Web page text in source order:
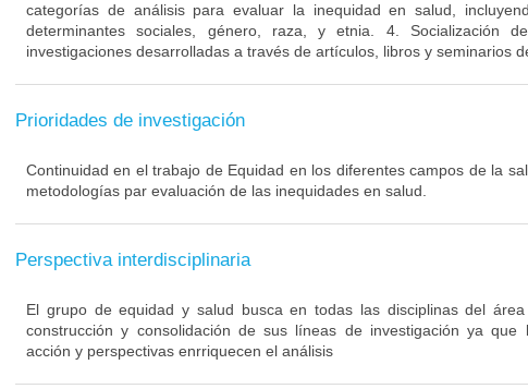
categorías de análisis para evaluar la inequidad en salud,
determinantes sociales, género, raza, y etnia. 4. Socialización
investigaciones desarrolladas a través de artículos, libros y seminarios
Prioridades de investigación
Continuidad en el trabajo de Equidad en los diferentes campos de la
metodologías par evaluación de las inequidades en salud.
Perspectiva interdisciplinaria
El grupo de equidad y salud busca en todas las disciplinas del
construcción y consolidación de sus líneas de investigación ya que
acción y perspectivas enrriquecen el análisis